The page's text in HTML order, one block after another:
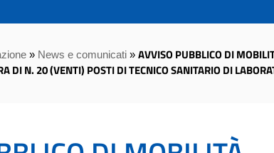
» News e comunicati» AVVISO PUBBLICO DI
DI N. 20 (VENTI) POSTI DI TECNICO SANITARIO DI